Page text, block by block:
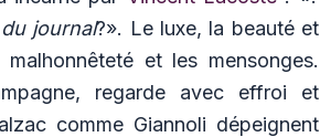
journal?». Le luxe, la beauté et
et les mensonges.
regarde avec effroi et
comme Giannoli dépeignent